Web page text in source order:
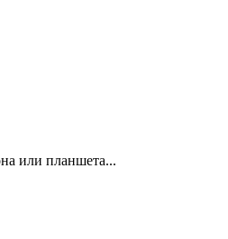
или планшета...